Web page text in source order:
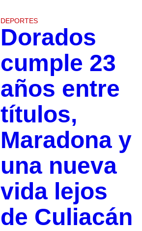
DEPORTES
Dorados
cumple 23
años entre
títulos,
Maradona y
una nueva
vida lejos
de Culiacán